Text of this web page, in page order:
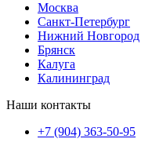
Москва
Санкт-Петербург
Нижний Новгород
Брянск
Калуга
Калининград
Наши контакты
+7 (904) 363-50-95